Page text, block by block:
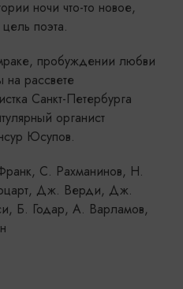
ночи что-то новое,
поэта.
пробуждении любви
на рассвете
Санкт-Петербурга
органист
Юсупов.
С. Рахманинов, Н.
Дж. Верди, Дж.
Б. Годар, А. Варламов,